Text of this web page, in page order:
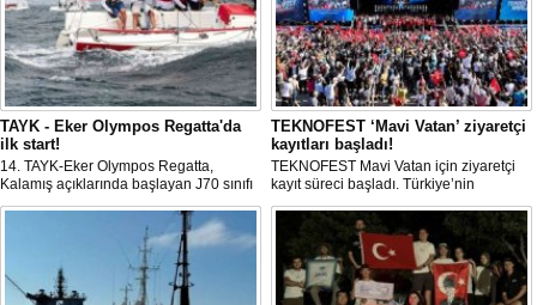
TAYK - Eker Olympos Regatta'da
ilk start!
14. TAYK-Eker Olympos Regatta,
Kalamış açıklarında başlayan J70 sınıfı
yarışlarıyla ilk startını verdi. İstanbul'u 10
gün boyunca yelken coşkusuyla
buluşturacak organizasyonun ilk
gününde 9 tekne rüzgârla buluştu.
TEKNOFEST ‘Mavi Vatan’ ziyaretçi
kayıtları başladı!
TEKNOFEST Mavi Vatan için ziyaretçi
kayıt süreci başladı. Türkiye’nin
denizcilik ve savunma teknolojilerine
odaklanan etkinliği, 20-23 Ağustos
tarihleri arasında Gölcük Tersanesi
Komutanlığı’nda gerçekleştirilecek.